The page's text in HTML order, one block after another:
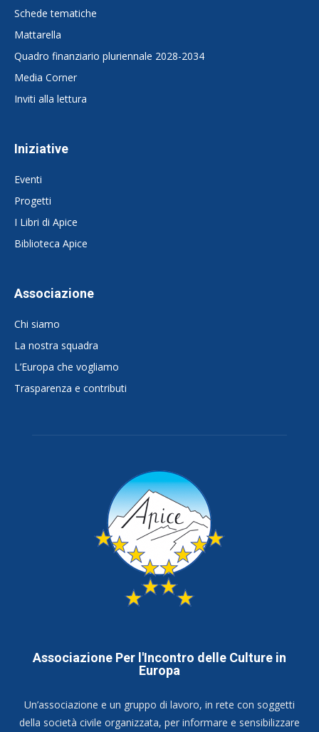
Schede tematiche
Mattarella
Quadro finanziario pluriennale 2028-2034
Media Corner
Inviti alla lettura
Iniziative
Eventi
Progetti
I Libri di Apice
Biblioteca Apice
Associazione
Chi siamo
La nostra squadra
L’Europa che vogliamo
Trasparenza e contributi
Associazione Per l'Incontro delle Culture in
Europa
Un’associazione e un gruppo di lavoro, in rete con soggetti
della società civile organizzata, per informare e sensibilizzare